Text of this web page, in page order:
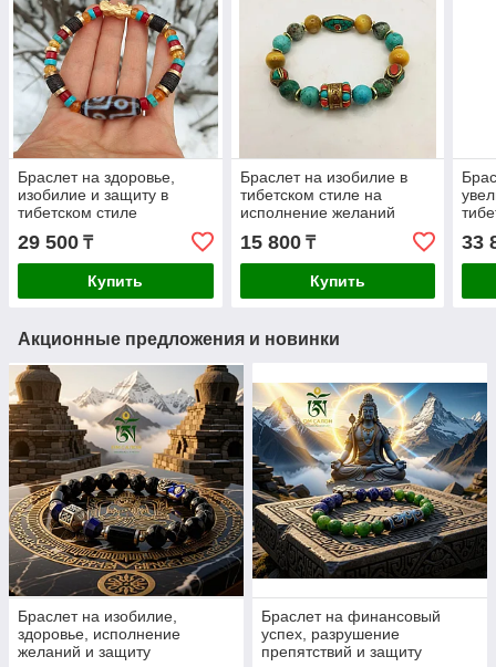
Браслет на здоровье,
изобилие и защиту в
тибетском стиле
29 500 ₸
Купить
Браслет на изобилие в
тибетском стиле на
исполнение желаний
15 800₸
Купить
33
Акционные предложения и новинки
Браслет на изобилие,
здоровье, исполнение
желаний и защиту
Браслет на финансовый
успех, разрушение
препятствий и защиту